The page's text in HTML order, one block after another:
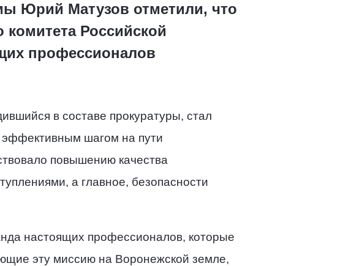
Юрий Матузов отметили, что
Российской
профессионалов
в составе прокуратуры, стал
шагом на пути
повышению качества
а главное, безопасности
настоящих профессионалов, которые
эту миссию на Воронежской земле,